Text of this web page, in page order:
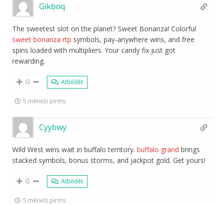
Gikboq
The sweetest slot on the planet? Sweet Bonanza! Colorful
sweet bonanza rtp symbols, pay-anywhere wins, and free
spins loaded with multipliers. Your candy fix just got
rewarding.
0 Atbildēt
5 mēneši pirms
Cyybwy
Wild West wins wait in buffalo territory.buffalo grand brings
stacked symbols, bonus storms, and jackpot gold. Get yours!
0 Atbildēt
5 mēneši pirms